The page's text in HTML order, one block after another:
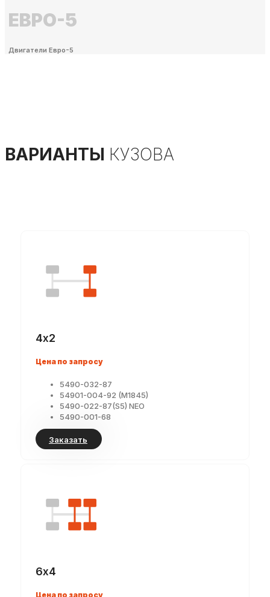
ЕВРО-5
Двигатели Евро-5
ВАРИАНТЫ КУЗОВА
4х2
Цена по запросу
5490-032-87
54901-004-92 (M1845)
5490-022-87(S5) NEO
5490-001-68
Заказать
6х4
Цена по запросу